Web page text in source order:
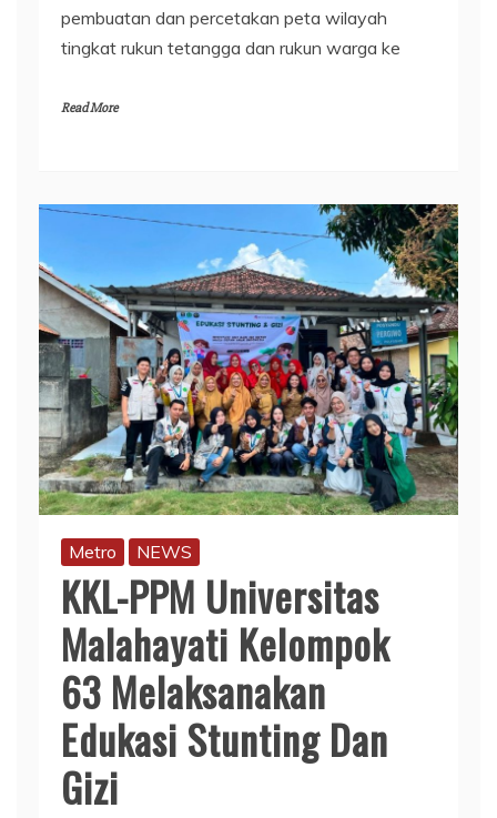
pembuatan dan percetakan peta wilayah
tingkat rukun tetangga dan rukun warga ke
Read More
Metro NEWS
KKL-PPM Universitas
Malahayati Kelompok
63 Melaksanakan
Edukasi Stunting Dan
Gizi